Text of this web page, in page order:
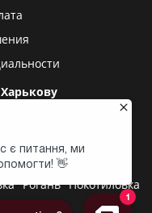
города
Рогань Покотиловка